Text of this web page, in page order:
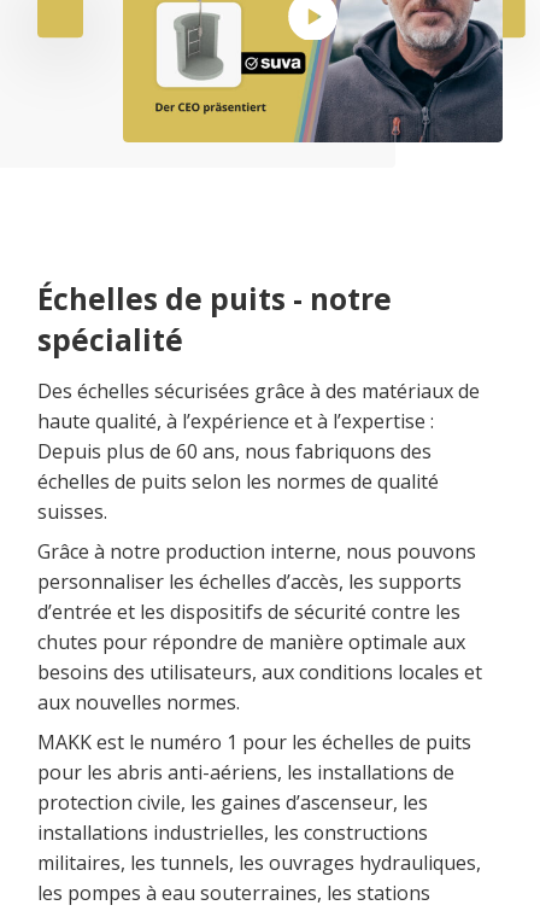
Échelles de puits - notre
spécialité
Des échelles sécurisées grâce à des matériaux de
haute qualité, à l’expérience et à l’expertise :
Depuis plus de 60 ans, nous fabriquons des
échelles de puits selon les normes de qualité
suisses.
Grâce à notre production interne, nous pouvons
personnaliser les échelles d’accès, les supports
d’entrée et les dispositifs de sécurité contre les
chutes pour répondre de manière optimale aux
besoins des utilisateurs, aux conditions locales et
aux nouvelles normes.
MAKK est le numéro 1 pour les échelles de puits
pour les abris anti-aériens, les installations de
protection civile, les gaines d’ascenseur, les
installations industrielles, les constructions
militaires, les tunnels, les ouvrages hydrauliques,
les pompes à eau souterraines, les stations